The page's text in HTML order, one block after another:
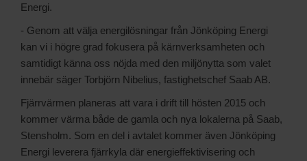
Energi.
- Genom att välja energilösningar från Jönköping Energi
kan vi i högre grad fokusera på kärnverksamheten och
samtidigt känna oss nöjda med den miljönytta som valet
innebär säger Torbjörn Nibelius, fastighetschef Saab AB.
Fjärrvärmen planeras att vara i drift till hösten 2015 och
kommer värma både de gamla och nya lokalerna på Saab,
Stensholm. Som en del i avtalet kommer även Jönköping
Energi leverera fjärrkyla där energieffektivisering och